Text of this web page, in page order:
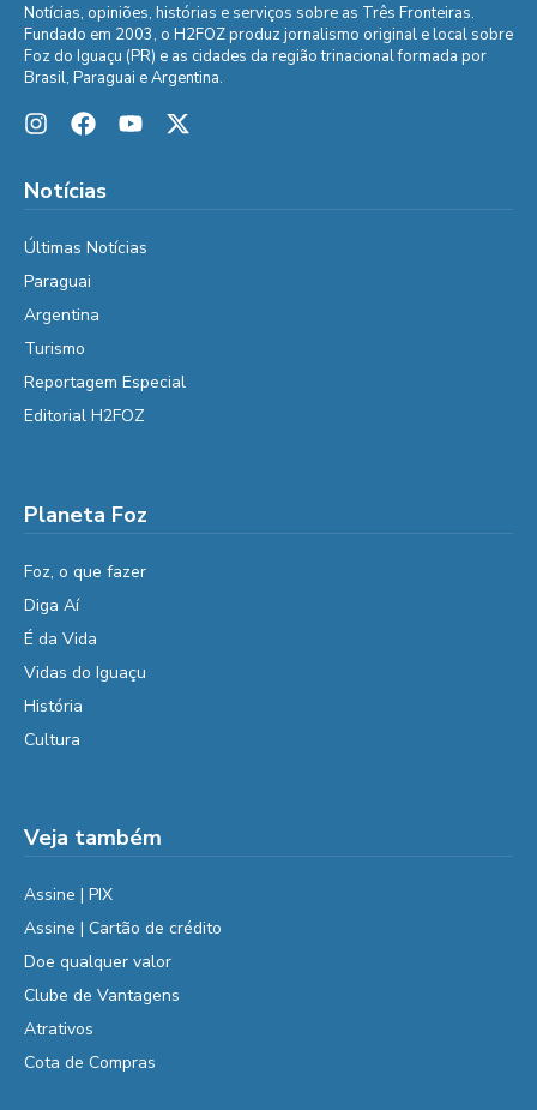
Notícias, opiniões, histórias e serviços sobre as Três Fronteiras.
Fundado em 2003, o H2FOZ produz jornalismo original e local sobre
Foz do Iguaçu (PR) e as cidades da região trinacional formada por
Brasil, Paraguai e Argentina.
Notícias
Últimas Notícias
Paraguai
Argentina
Turismo
Reportagem Especial
Editorial H2FOZ
Planeta Foz
Foz, o que fazer
Diga Aí
É da Vida
Vidas do Iguaçu
História
Cultura
Veja também
Assine | PIX
Assine | Cartão de crédito
Doe qualquer valor
Clube de Vantagens
Atrativos
Cota de Compras